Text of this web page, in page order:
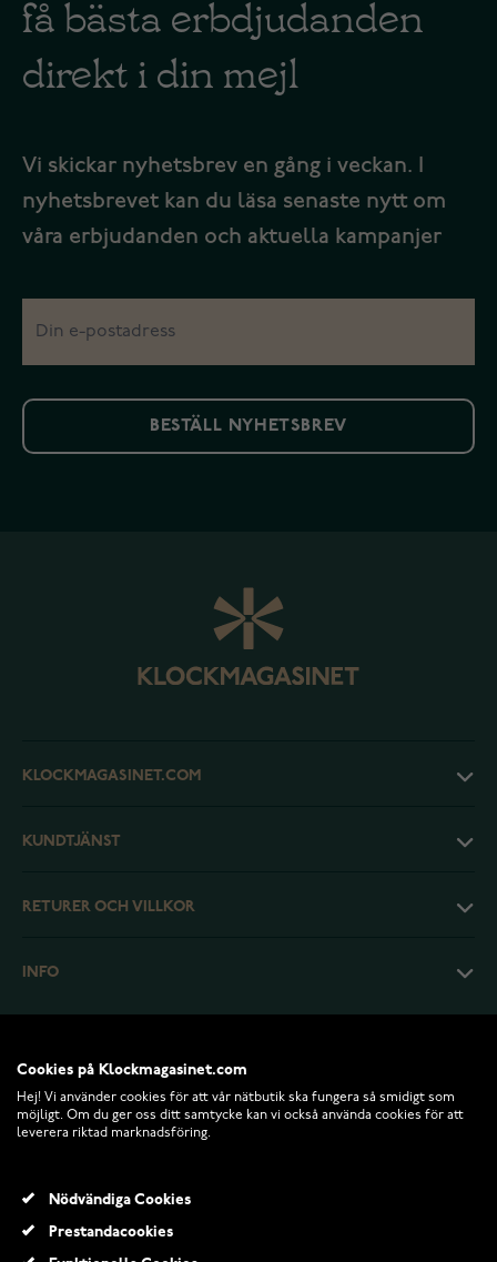
få bästa erbdjudanden
direkt i din mejl
Vi skickar nyhetsbrev en gång i veckan. I
nyhetsbrevet kan du läsa senaste nytt om
våra erbjudanden och aktuella kampanjer
BESTÄLL NYHETSBREV
KLOCKMAGASINET.COM
KUNDTJÄNST
RETURER OCH VILLKOR
INFO
© 2026 Klockmagasinet.com
Cookies på Klockmagasinet.com
Hej! Vi använder cookies för att vår nätbutik ska fungera så smidigt som
möjligt. Om du ger oss ditt samtycke kan vi också använda cookies för att
leverera riktad marknadsföring.
Nödvändiga Cookies
Prestandacookies